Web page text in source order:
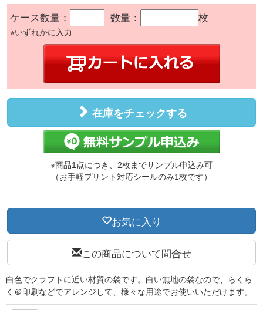
ケース数量： 数量： 枚
※いずれかに入力
在庫をチェックする
※商品1点につき、2枚までサンプル申込み可
（お手軽プリント対応シールのみ1枚です）
お気に入り
この商品について問合せ
白色でクラフトに近い材質の袋です。白い無地の袋なので、らくら
く＠印刷などでアレンジして、様々な用途でお使いいただけます。